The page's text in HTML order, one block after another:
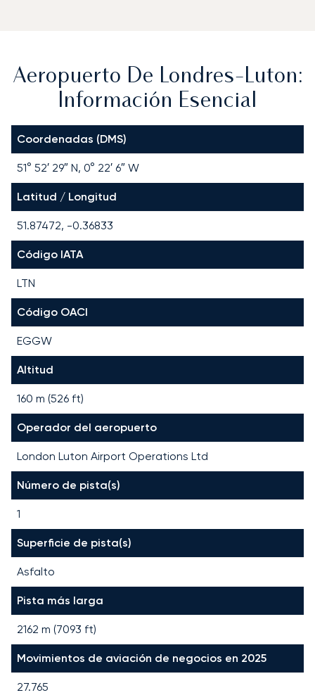
Aeropuerto De Londres-Luton:
Información Esencial
Coordenadas (DMS)
51° 52′ 29″ N, 0° 22′ 6″ W
Latitud / Longitud
51.87472, -0.36833
Código IATA
LTN
Código OACI
EGGW
Altitud
160 m (526 ft)
Operador del aeropuerto
London Luton Airport Operations Ltd
Número de pista(s)
1
Superficie de pista(s)
Asfalto
Pista más larga
2162 m (7093 ft)
Movimientos de aviación de negocios en 2025
27.765